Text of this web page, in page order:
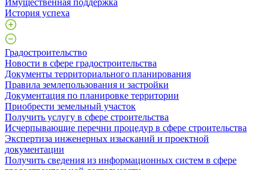
История успеха
Градостроительство
Новости в сфере градостроительства
Документы территориального планирования
Правила землепользования и застройки
Документация по планировке территории
Приобрести земельный участок
Получить услугу в сфере строительства
Исчерпывающие перечни процедур в сфере строительства
Экспертиза инженерных изысканий и проектной
документации
Получить сведения из информационных систем в сфере